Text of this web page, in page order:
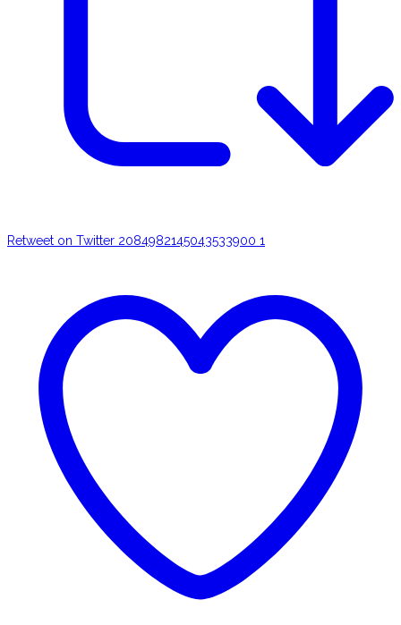
Retweet on Twitter 2084982145043533900 1